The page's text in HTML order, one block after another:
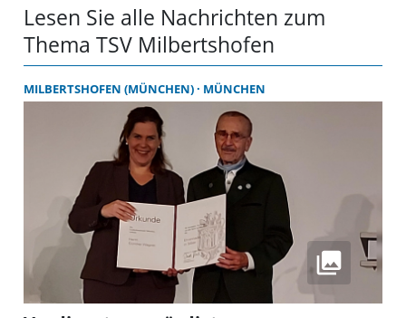
Lesen Sie alle Nachrichten zum
Thema TSV Milbertshofen
MILBERTSHOFEN (MÜNCHEN) MÜNCHEN